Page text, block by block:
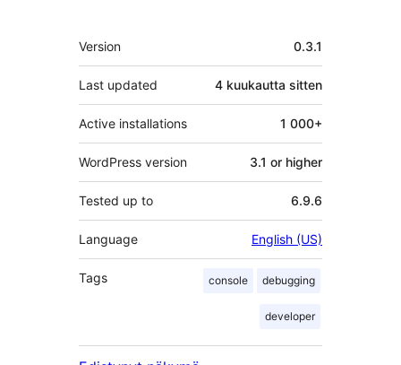
Metatiedot
Version 0.3.1
Last updated 4 kuukautta sitten
Active installations 1 000+
WordPress version 3.1 or higher
Tested up to 6.9.6
Language English (US)
Tags console debugging
developer